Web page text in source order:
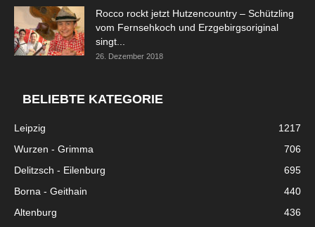
Rocco rockt jetzt Hutzencountry – Schützling
vom Fernsehkoch und Erzgebirgsoriginal
singt...
26. Dezember 2018
BELIEBTE KATEGORIE
Leipzig
1217
Wurzen - Grimma
706
Delitzsch - Eilenburg
695
Borna - Geithain
440
Altenburg
436